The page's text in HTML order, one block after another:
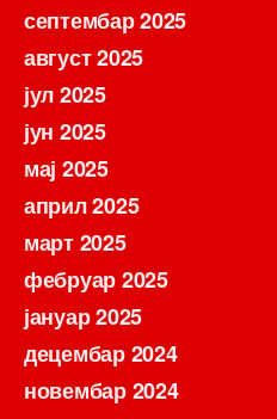
септембар 2025
август 2025
јул 2025
јун 2025
мај 2025
април 2025
март 2025
фебруар 2025
јануар 2025
децембар 2024
новембар 2024